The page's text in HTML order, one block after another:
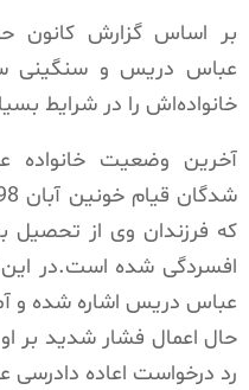
بر اساس گزارش کانون
عباس دریس و سنگینی
خانواده‌اش را در شرایط
آخرین وضعیت خانواده
که فرزندان وی از تحصیل
افسردگی شده است.در
عباس دریس اشاره شده و
رد درخواست اعاده